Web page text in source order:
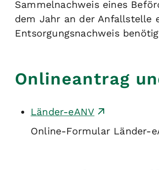
Sammelnachweis eines
dem Jahr an der Anfallstelle
Entsorgungsnachweis
Onlineantrag
Länder-eANV
Online-Formular Länder-